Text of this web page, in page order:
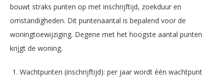
bouwt straks punten op met inschrijftijd, zoekduur en
omstandigheden. Dit puntenaantal is bepalend voor de
woningtoewijziging. Degene met het hoogste aantal punten
krijgt de woning.
Wachtpunten (inschrijftijd): per jaar wordt één wachtpunt